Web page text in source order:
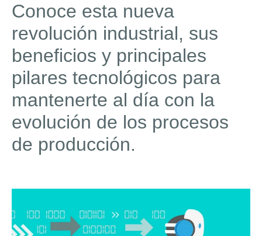
Conoce esta nueva
revolución industrial, sus
beneficios y principales
pilares tecnológicos para
mantenerte al día con la
evolución de los procesos
de producción.